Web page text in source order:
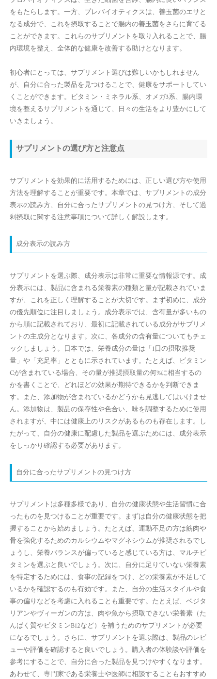
をもたらします。一方、プレバイオティクスは、善玉菌のエサと
なる成分で、これを摂取することで腸内の善玉菌をさらに育てる
ことができます。これらのサプリメントを取り入れることで、腸
内環境を整え、全体的な健康を改善する助けとなります。
初心者にとっては、サプリメント選びは難しいかもしれません
が、自分に合った製品を見つけることで、健康をサポートしてい
くことができます。ビタミン・ミネラル系、オメガ3系、腸内環
境を整えるサプリメントを通じて、日々の生活をより豊かにして
いきましょう。
サプリメントの選び方と注意点
サプリメントを効果的に活用するためには、正しい選び方や使用
方法を理解することが重要です。本章では、サプリメントの成分
表示の読み方、自分に合ったサプリメントの見つけ方、そして過
剰摂取に関する注意事項について詳しく解説します。
成分表示の読み方
サプリメントを選ぶ際、成分表示は非常に重要な情報源です。成
分表示には、製品に含まれる栄養素の種類と量が記載されていま
すが、これを正しく理解することが大切です。まず初めに、成分
の優先順位に注目しましょう。成分表示では、含有量が多いもの
から順に記載されており、最初に記載されている成分がサプリメ
ントの主成分となります。次に、各成分の含有量についてもチェ
ックしましょう。日本では、栄養成分の量は「1日の摂取推奨
量」や「充足率」とともに示されています。たとえば、ビタミン
Cが含まれている場合、その量が推奨摂取量の何%に相当するの
かを書くことで、どれほどの効果が期待できるかを判断できま
す。また、添加物が含まれているかどうかも見逃してはいけませ
ん。添加物は、製品の保存性や色合い、味を調整するために使用
されますが、中には健康上のリスクがあるものも存在します。し
たがって、自分の健康に配慮した製品を選ぶためには、成分表示
をしっかり確認する必要があります。
自分に合ったサプリメントの見つけ方
サプリメントは多種多様であり、自分の健康状態や生活習慣に合
ったものを見つけることが重要です。まずは自分の健康状態を把
握することから始めましょう。たとえば、運動不足の方は筋肉や
骨を強化するためのカルシウムやマグネシウムが推奨されるでし
ょうし、栄養バランスが偏っていると感じている方は、マルチビ
タミンを選ぶと良いでしょう。次に、自分に足りていない栄養素
を特定するためには、食事の記録をつけ、どの栄養素が不足して
いるかを確認するのも有効です。また、自分の生活スタイルや食
事の偏りなどを考慮に入れることも重要です。たとえば、ベジタ
リアンやヴィーガンの方は、肉や魚から摂取できない栄養素（た
んぱく質やビタミンB12など）を補うためのサプリメントが必要
になるでしょう。さらに、サプリメントを選ぶ際は、製品のレビ
ューや評価を確認すると良いでしょう。購入者の体験談や評価を
参考にすることで、自分に合った製品を見つけやすくなります。
あわせて、専門家である栄養士や医師に相談することもおすすめ